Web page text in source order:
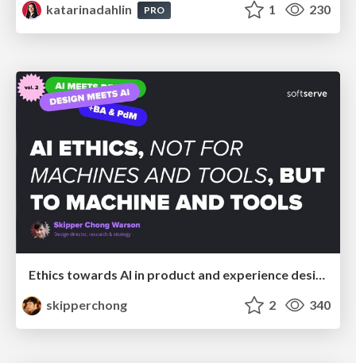
katarinadahlin
PRO 1 230
Ethics towards AI in product and experience design
skipperchong
2 340